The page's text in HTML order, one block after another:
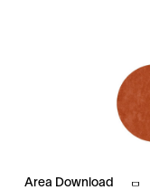
Area Download